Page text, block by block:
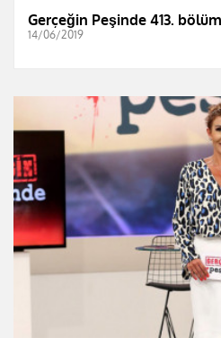
Gerçeğin Peşinde 413.
14/06/2019